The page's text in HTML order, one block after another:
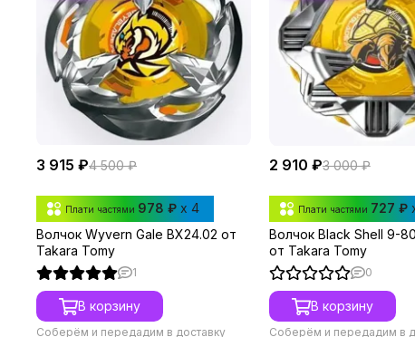
3 915 ₽4 500 ₽
Плати частями 978 ₽ x 4
Волчок Wyvern Gale BX24.02 от
Takara Tomy
1
В корзину
Соберём и передадим в доставку
2 910 ₽3 000 ₽
Плати частями 727 ₽
Волчок Black Shell 9-
от Takara Tomy
0
В корзину
Соберём и передадим в